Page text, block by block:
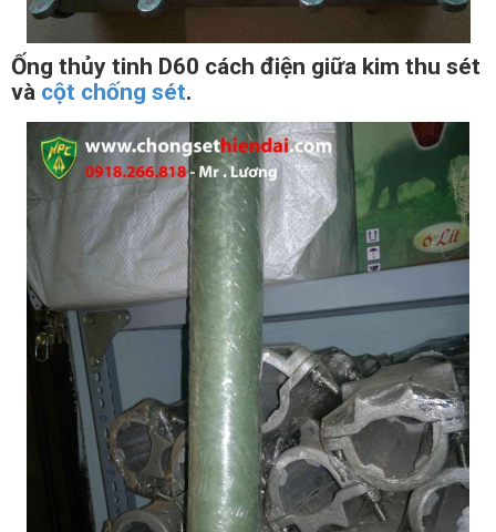
Ống thủy tinh D60 cách điện giữa kim thu sét
và cột chống sét.